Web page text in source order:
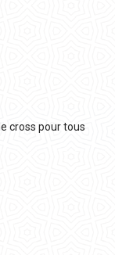
cross pour tous